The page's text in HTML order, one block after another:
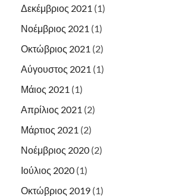
Δεκέμβριος 2021 (1)
Νοέμβριος 2021 (1)
Οκτώβριος 2021 (2)
Αύγουστος 2021 (1)
Μάιος 2021 (1)
Απρίλιος 2021 (2)
Μάρτιος 2021 (2)
Νοέμβριος 2020 (2)
Ιούλιος 2020 (1)
Οκτώβριος 2019 (1)